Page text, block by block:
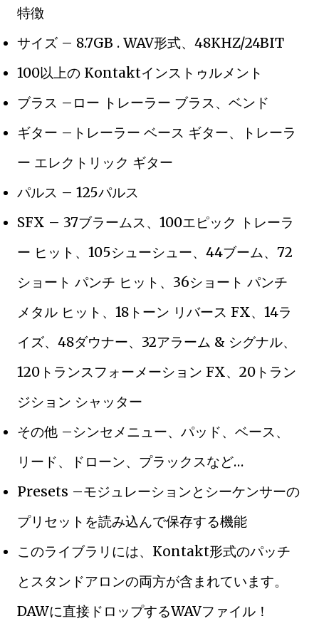
特徴
サイズ – 8.7GB . WAV形式、48KHZ/24BIT
100以上の Kontaktインストゥルメント
ブラス –ロー トレーラー ブラス、ベンド
ギター –トレーラー ベース ギター、トレーラ
ー エレクトリック ギター
パルス – 125パルス
SFX – 37ブラームス、100エピック トレーラ
ー ヒット、105シューシュー、44ブーム、72
ショート パンチ ヒット、36ショート パンチ
メタル ヒット、18トーン リバース FX、14ラ
イズ、48ダウナー、32アラーム & シグナル、
120トランスフォーメーション FX、20トラン
ジション シャッター
その他 –シンセメニュー、パッド、ベース、
リード、ドローン、プラックスなど…
Presets –モジュレーションとシーケンサーの
プリセットを読み込んで保存する機能
このライブラリには、Kontakt形式のパッチ
とスタンドアロンの両方が含まれています。
DAWに直接ドロップするWAVファイル！